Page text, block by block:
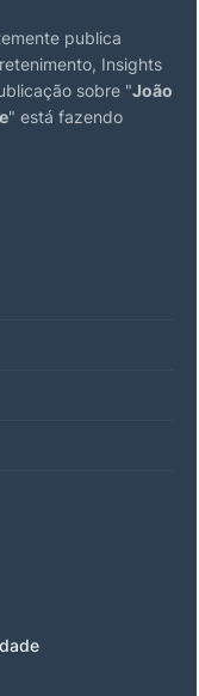
publica
Insights
sobre "João
" está fazendo